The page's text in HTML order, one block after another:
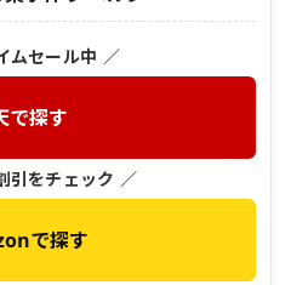
ムセール中 ／
で探す
引をチェック ／
で探す